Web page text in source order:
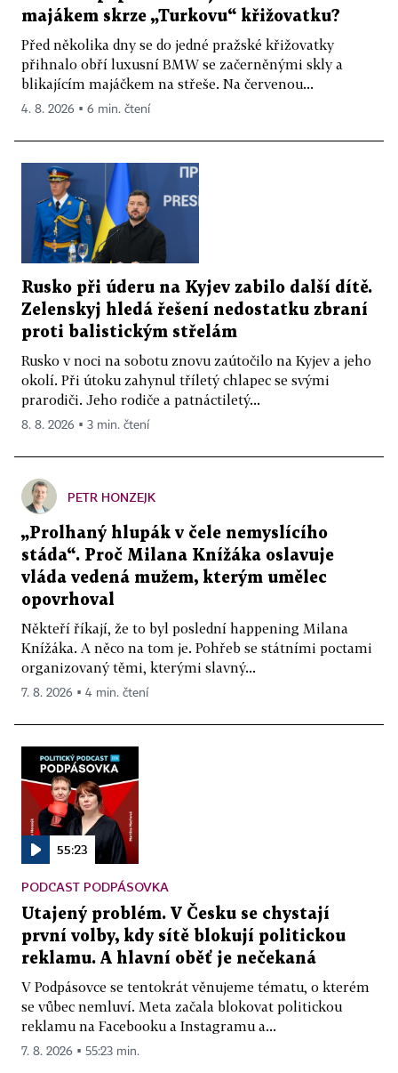
majákem skrze „Turkovu“ křižovatku?
Před několika dny se do jedné pražské křižovatky
přihnalo obří luxusní BMW se začerněnými skly a
blikajícím majáčkem na střeše. Na červenou...
4. 8. 2026 ▪ 6 min. čtení
Rusko při úderu na Kyjev zabilo další dítě.
Zelenskyj hledá řešení nedostatku zbraní
proti balistickým střelám
Rusko v noci na sobotu znovu zaútočilo na Kyjev a jeho
okolí. Při útoku zahynul tříletý chlapec se svými
prarodiči. Jeho rodiče a patnáctiletý...
8. 8. 2026 ▪ 3 min. čtení
PETR HONZEJK
„Prolhaný hlupák v čele nemyslícího
stáda“. Proč Milana Knížáka oslavuje
vláda vedená mužem, kterým umělec
opovrhoval
Někteří říkají, že to byl poslední happening Milana
Knížáka. A něco na tom je. Pohřeb se státními poctami
organizovaný těmi, kterými slavný...
7. 8. 2026 ▪ 4 min. čtení
55:23
PODCAST PODPÁSOVKA
Utajený problém. V Česku se chystají
první volby, kdy sítě blokují politickou
reklamu. A hlavní oběť je nečekaná
V Podpásovce se tentokrát věnujeme tématu, o kterém
se vůbec nemluví. Meta začala blokovat politickou
reklamu na Facebooku a Instagramu a...
7. 8. 2026 ▪ 55:23 min.